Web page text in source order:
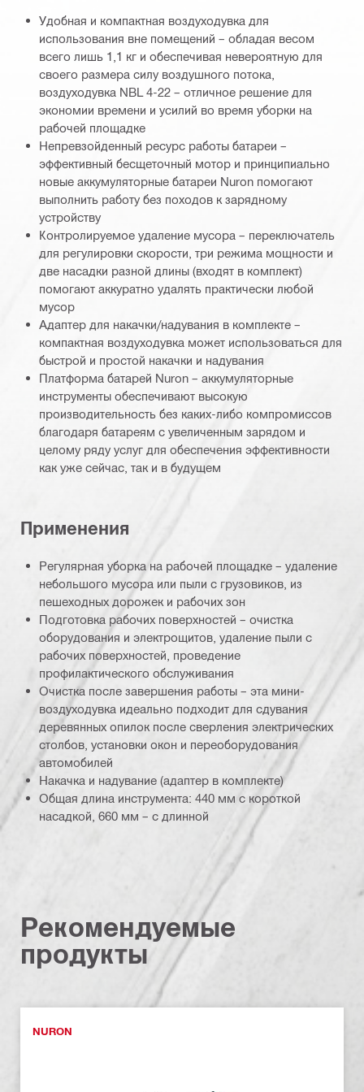
Удобная и компактная воздуходувка для
использования вне помещений – обладая весом
всего лишь 1,1 кг и обеспечивая невероятную для
своего размера силу воздушного потока,
воздуходувка NBL 4-22 – отличное решение для
экономии времени и усилий во время уборки на
рабочей площадке
Непревзойденный ресурс работы батареи –
эффективный бесщеточный мотор и принципиально
новые аккумуляторные батареи Nuron помогают
выполнить работу без походов к зарядному
устройству
Контролируемое удаление мусора – переключатель
для регулировки скорости, три режима мощности и
две насадки разной длины (входят в комплект)
помогают аккуратно удалять практически любой
мусор
Адаптер для накачки/надувания в комплекте –
компактная воздуходувка может использоваться для
быстрой и простой накачки и надувания
Платформа батарей Nuron – аккумуляторные
инструменты обеспечивают высокую
производительность без каких-либо компромиссов
благодаря батареям с увеличенным зарядом и
целому ряду услуг для обеспечения эффективности
как уже сейчас, так и в будущем
Применения
Регулярная уборка на рабочей площадке – удаление
небольшого мусора или пыли с грузовиков, из
пешеходных дорожек и рабочих зон
Подготовка рабочих поверхностей – очистка
оборудования и электрощитов, удаление пыли с
рабочих поверхностей, проведение
профилактического обслуживания
Очистка после завершения работы – эта мини-
воздуходувка идеально подходит для сдувания
деревянных опилок после сверления электрических
столбов, установки окон и переоборудования
автомобилей
Накачка и надувание (адаптер в комплекте)
Общая длина инструмента: 440 мм с короткой
насадкой, 660 мм – с длинной
Рекомендуемые
продукты
NURON